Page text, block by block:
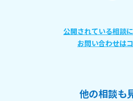
公開されている相談
お問い合わせは
他の相談も